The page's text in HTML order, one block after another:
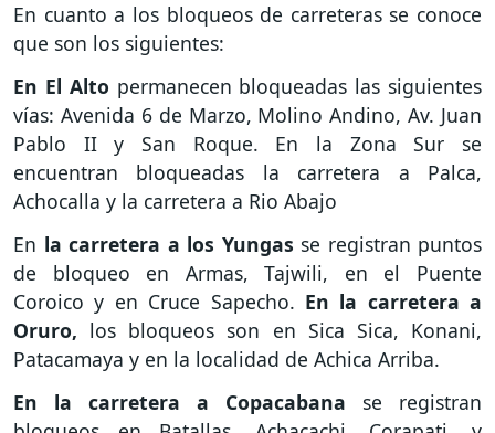
En cuanto a los bloqueos de carreteras se conoce
que son los siguientes:
En El Alto permanecen bloqueadas las siguientes
vías: Avenida 6 de Marzo, Molino Andino, Av. Juan
Pablo II y San Roque. En la Zona Sur se
encuentran bloqueadas la carretera a Palca,
Achocalla y la carretera a Rio Abajo
En la carretera a los Yungas se registran puntos
de bloqueo en Armas, Tajwili, en el Puente
Coroico y en Cruce Sapecho. En la carretera a
Oruro, los bloqueos son en Sica Sica, Konani,
Patacamaya y en la localidad de Achica Arriba.
En la carretera a Copacabana se registran